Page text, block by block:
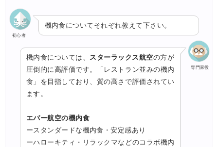
初心者
機内食についてそれぞれ教えて下さい。
専門家役
機内食については、 スターラックス航空の方が
圧倒的に高評価です。「レストラン並みの機内
食」を目指しており、質の高さで評価されてい
ます。
エバー航空の機内食
ースタンダードな機内食・安定感あり
ーハローキティ・リラックマなどのコラボ機内